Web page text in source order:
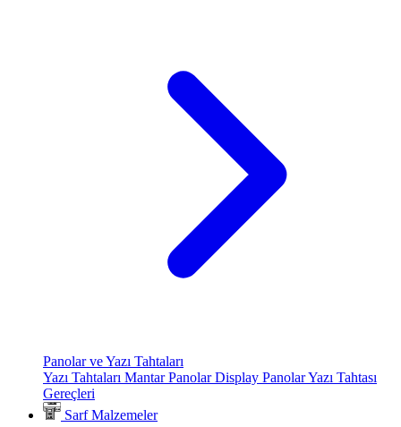
Panolar ve Yazı Tahtaları
Yazı Tahtaları Mantar PanolarDisplay PanolarYazı Tahtası
Gereçleri
Sarf Malzemeler